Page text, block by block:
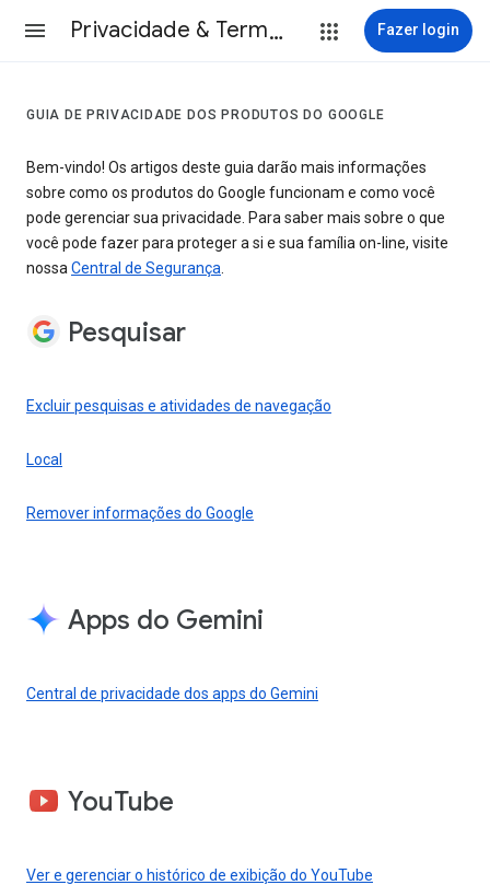
Privacidade & Termos Fazer login
GUIA DE PRIVACIDADE DOS PRODUTOS DO GOOGLE
Bem-vindo! Os artigos deste guia darão mais informações
sobre como os produtos do Google funcionam e como você
pode gerenciar sua privacidade. Para saber mais sobre o que
você pode fazer para proteger a si e sua família on-line, visite
nossaCentral de Segurança.
Pesquisar
Excluir pesquisas e atividades de navegação
Local
Remover informações do Google
Apps do Gemini
Central de privacidade dos apps do Gemini
YouTube
Ver e gerenciar o histórico de exibição do YouTube